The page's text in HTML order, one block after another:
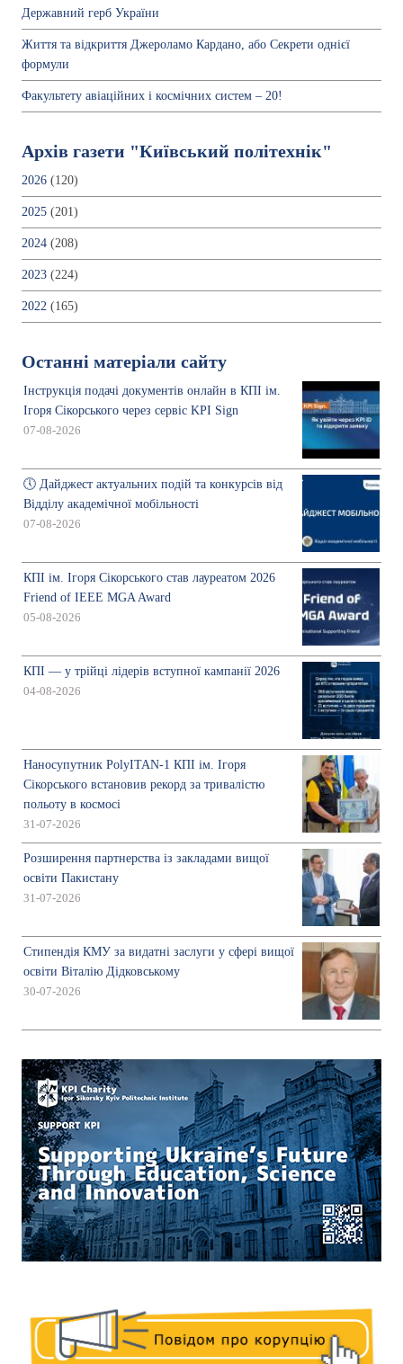
Державний герб України
Життя та відкриття Джероламо Кардано, або Секрети однієї
формули
Факультету авіаційних і космічних систем – 20!
Архів газети "Київський політехнік"
2026 (120)
2025 (201)
2024 (208)
2023 (224)
2022 (165)
Останні матеріали сайту
Інструкція подачі документів онлайн в КПІ ім.
Ігоря Сікорського через сервіс KPI Sign
07-08-2026
🕔 Дайджест актуальних подій та конкурсів від
Відділу академічної мобільності
07-08-2026
КПІ ім. Ігоря Сікорського став лауреатом 2026
Friend of IEEE MGA Award
05-08-2026
КПІ — у трійці лідерів вступної кампанії 2026
04-08-2026
Наносупутник PolyITAN-1 КПІ ім. Ігоря
Сікорського встановив рекорд за тривалістю
польоту в космосі
31-07-2026
Розширення партнерства із закладами вищої
освіти Пакистану
31-07-2026
Стипендія КМУ за видатні заслуги у сфері вищої
освіти Віталію Дідковському
30-07-2026